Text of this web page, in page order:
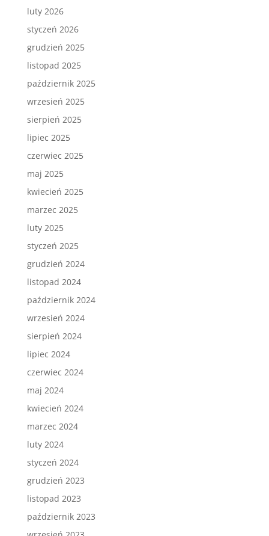
luty 2026
styczeń 2026
grudzień 2025
listopad 2025
październik 2025
wrzesień 2025
sierpień 2025
lipiec 2025
czerwiec 2025
maj 2025
kwiecień 2025
marzec 2025
luty 2025
styczeń 2025
grudzień 2024
listopad 2024
październik 2024
wrzesień 2024
sierpień 2024
lipiec 2024
czerwiec 2024
maj 2024
kwiecień 2024
marzec 2024
luty 2024
styczeń 2024
grudzień 2023
listopad 2023
październik 2023